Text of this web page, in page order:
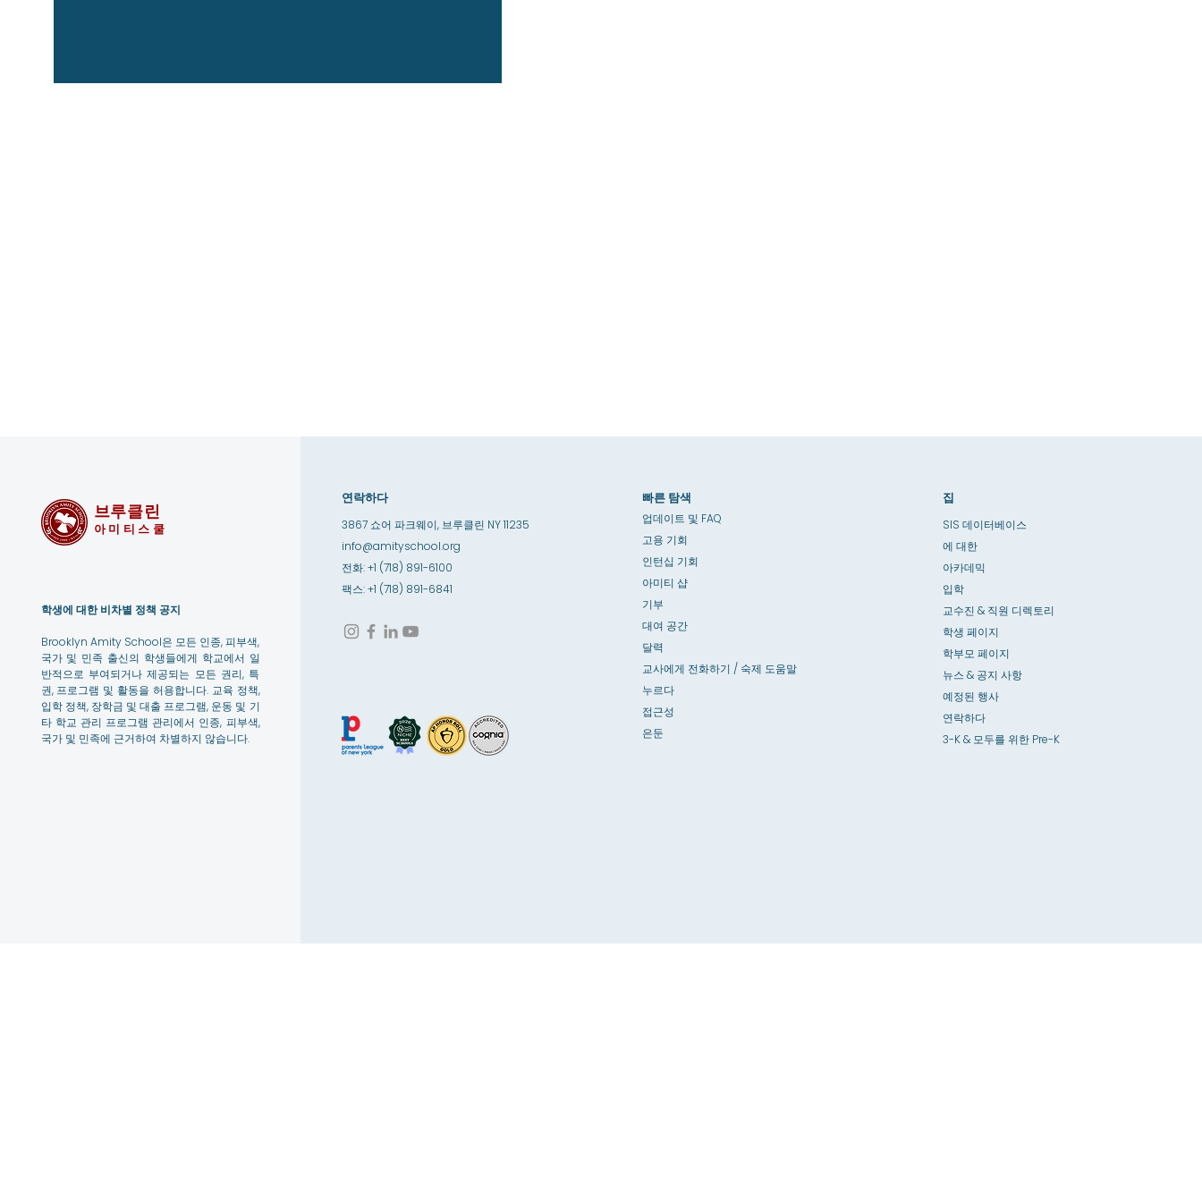
브루클린
아미티스쿨
학생에 대한 비차별 정책 공지
Brooklyn Amity School은 모든 인종, 피부색,
국가 및 민족 출신의 학생들에게 학교에서 일
반적으로 부여되거나 제공되는 모든 권리, 특
권, 프로그램 및 활동을 허용합니다. 교육 정책,
입학 정책, 장학금 및 대출 프로그램, 운동 및 기
타 학교 관리 프로그램 관리에서 인종, 피부색,
국가 및 민족에 근거하여 차별하지 않습니다.
연락하다
3867 쇼어 파크웨이, 브루클린 NY 11235
info@amityschool.org
전화: +1 (718) 891-6100
팩스: +1 (718) 891-6841
빠른 탐색
업데이트 및 FAQ
고용 기회
인턴십 기회
아미티 샵
기부
대여 공간
달력
교사에게 전화하기 / 숙제 도움말
누르다
접근성
은둔
집
SIS 데이터베이스
에 대한
아카데믹
입학
교수진 & 직원 디렉토리
학생 페이지
학부모 페이지
뉴스 & 공지 사항
예정된 행사
연락하다
3-K & 모두를 위한 Pre-K